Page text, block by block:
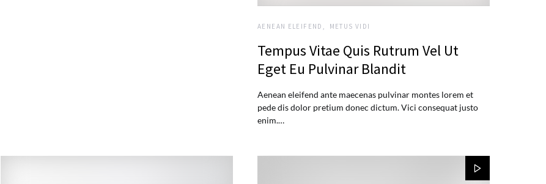
AENEAN ELEIFEND METUS VIDI
Tempus Vitae Quis Rutrum Vel Ut
Eget Eu Pulvinar Blandit
Aenean eleifend ante maecenas pulvinar montes lorem et
pede dis dolor pretium donec dictum. Vici consequat justo
enim.…